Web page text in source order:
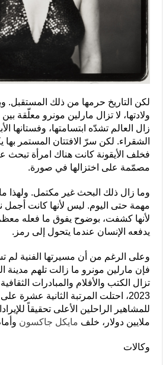
لكن التاريخ حرمها من ذلك المستقبل.
ولادتها، لا تزال مارلين مونرو معلّقة
زال العالم تشدّه ابتسامتها، وفستانها
الشقراء. لكن سرّ الافتتان المستمر
فخلف الأيقونة كانت هناك امرأة
مصمّمة على اختزالها في صورة.
وما زال ذلك البحث غير مكتمل. ولهذا
مهمة حتى اليوم. ليس لأنها كانت أجمل
لأنها كشفت، بوضوح يفوق ما فعله
يدفعه الإنسان عندما يتحول إلى رمز.
فإن مارلين مونرو ما زالت تلهم مدينة
تزال الكتب والأفلام والمبادرات
2023، احتلت المرتبة الثانية عشرة
ملايين دولار، خلف مايكل جاكسون
وكالات